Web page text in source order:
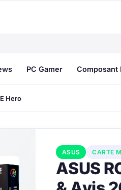
PC Gamer Composant
Hero
ASUS CARTE
ASUS